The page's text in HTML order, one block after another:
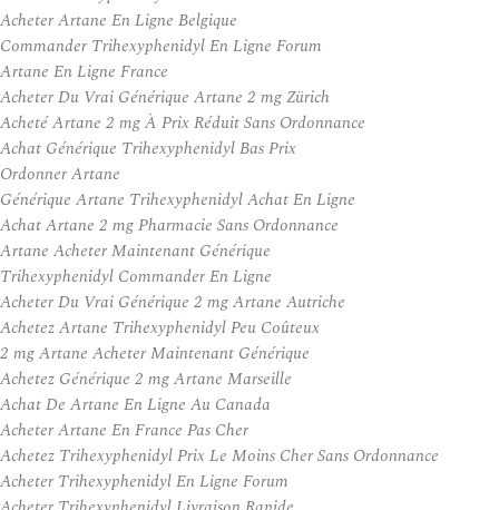
Acheter Artane En Ligne Belgique
Commander Trihexyphenidyl En Ligne Forum
Artane En Ligne France
Acheter Du Vrai Générique Artane 2 mg Zürich
Acheté Artane 2 mg À Prix Réduit Sans Ordonnance
Achat Générique Trihexyphenidyl Bas Prix
Ordonner Artane
Générique Artane Trihexyphenidyl Achat En Ligne
Achat Artane 2 mg Pharmacie Sans Ordonnance
Artane Acheter Maintenant Générique
Trihexyphenidyl Commander En Ligne
Acheter Du Vrai Générique 2 mg Artane Autriche
Achetez Artane Trihexyphenidyl Peu Coûteux
2 mg Artane Acheter Maintenant Générique
Achetez Générique 2 mg Artane Marseille
Achat De Artane En Ligne Au Canada
Acheter Artane En France Pas Cher
Achetez Trihexyphenidyl Prix Le Moins Cher Sans Ordonnance
Acheter Trihexyphenidyl En Ligne Forum